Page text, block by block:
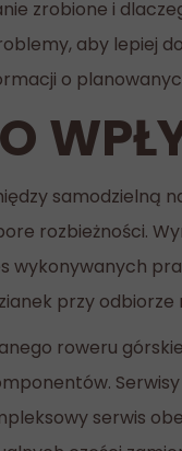
zrobione i
aby lepiej
o
samodzielną
rozbieżności.
przy odbiorze
roweru
serwis